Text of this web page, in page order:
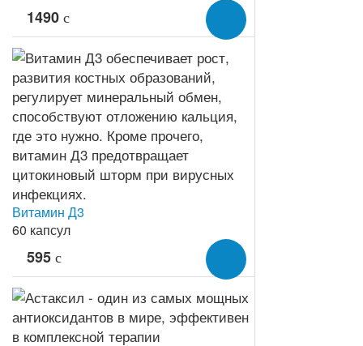
1490 c
Витамин Д3
60 капсул
595 c